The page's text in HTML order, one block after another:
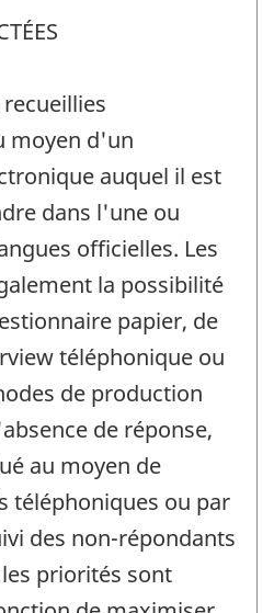
moyen d'un
auquel il est
dans l'une ou
officielles. Les
la possibilité
papier, de
téléphonique ou
de production
de réponse,
au moyen de
téléphoniques ou par
des non-répondants
priorités sont